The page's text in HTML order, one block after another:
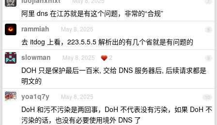
阿里 dns 在江苏就是有这个问题，非常的“合规”
8
rammiah May 8, 2025
去 itdog 上看，223.5.5.5 解析出的有几个省就是有问题的
9
slowman May 8, 2025 2
DOH 只是保护最后一百米, 交给 DNS 服务器后, 后续请求都是
明文的
10
yoa1q7y May 8, 2025
DoH 和污不污染是两回事，DoH 不代表没有污染，如果 DoH 不
污染的话，也没有必要使用境外 DNS 了